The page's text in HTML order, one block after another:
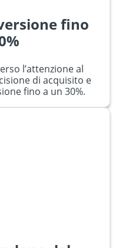
fino
l’attenzione al
di acquisito e
fino a un 30%.